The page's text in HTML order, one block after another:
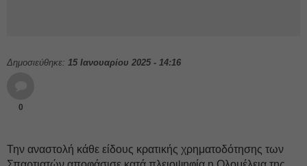
Δημοσιεύθηκε: 15 Ιανουαρίου 2025 - 14:16
0
Την αναστολή κάθε είδους κρατικής χρηματοδότησης των